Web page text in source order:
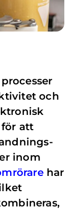
och
att
inom
har